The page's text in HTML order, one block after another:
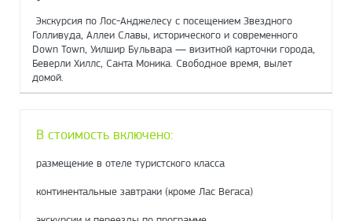
Экскурсия по Лос-Анджелесу с посещением Звездного
Голливуда, Аллеи Славы, исторического и современного
Down Town, Уилшир Бульвара — визитной карточки города,
Беверли Хиллс, Санта Моника. Свободное время, вылет
домой.
В стоимость включено:
размещение в отеле туристского класса
континентальные завтраки (кроме Лас Вегаса)